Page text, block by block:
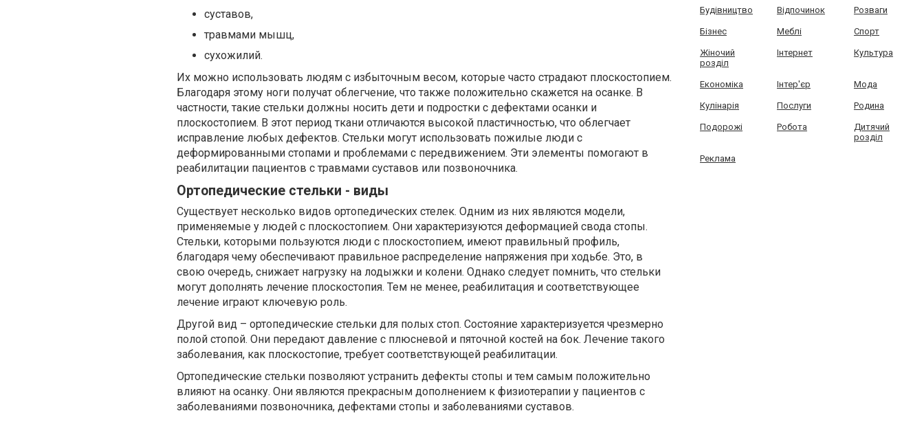
суставов,
травмами мышц,
сухожилий.
Их можно использовать людям с избыточным весом, которые часто страдают плоскостопием.
Благодаря этому ноги получат облегчение, что также положительно скажется на осанке. В
частности, такие стельки должны носить дети и подростки с дефектами осанки и
плоскостопием. В этот период ткани отличаются высокой пластичностью, что облегчает
исправление любых дефектов. Стельки могут использовать пожилые люди с
деформированными стопами и проблемами с передвижением. Эти элементы помогают в
реабилитации пациентов с травмами суставов или позвоночника.
Ортопедические стельки - виды
Существует несколько видов ортопедических стелек. Одним из них являются модели,
применяемые у людей с плоскостопием. Они характеризуются деформацией свода стопы.
Стельки, которыми пользуются люди с плоскостопием, имеют правильный профиль,
благодаря чему обеспечивают правильное распределение напряжения при ходьбе. Это, в
свою очередь, снижает нагрузку на лодыжки и колени. Однако следует помнить, что стельки
могут дополнять лечение плоскостопия. Тем не менее, реабилитация и соответствующее
лечение играют ключевую роль.
Другой вид – ортопедические стельки для полых стоп. Состояние характеризуется чрезмерно
полой стопой. Они передают давление с плюсневой и пяточной костей на бок. Лечение такого
заболевания, как плоскостопие, требует соответствующей реабилитации.
Ортопедические стельки позволяют устранить дефекты стопы и тем самым положительно
влияют на осанку. Они являются прекрасным дополнением к физиотерапии у пациентов с
заболеваниями позвоночника, дефектами стопы и заболеваниями суставов.
Будівництво Відпочинок Розваги
Бізнес Меблі Спорт
Жіночий
розділ
Інтернет Культура
Економіка Інтер'єр Мода
Кулінарія Послуги Родина
Подорожі Робота
Дитячий
розділ
Реклама